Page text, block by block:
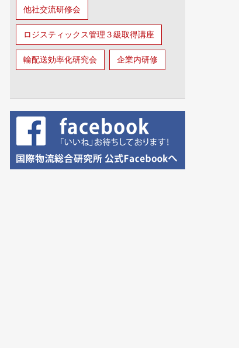
他社交流研修会
ロジスティックス管理３級取得講座
輸配送効率化研究会 企業内研修